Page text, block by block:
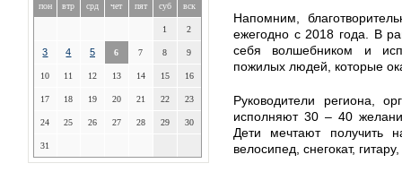
пон втр срд чет пят суб вск
1 2
3 4 5 6 7 8 9
10 11 12 13 14 15 16
17 18 19 20 21 22 23
24 25 26 27 28 29 30
31
Напомним,
ежегодно с 2018 года. В
себя волшебником и
пожилых людей, которые
Руководители региона,
исполняют 30 – 40
Дети мечтают получить
велосипед, снегокат,